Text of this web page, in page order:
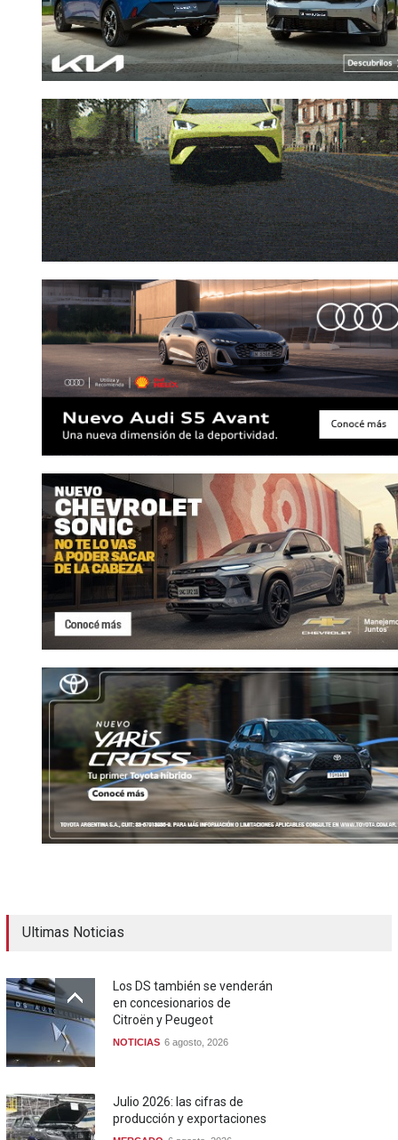
Ultimas Noticias
Los DS también se venderán
en concesionarios de
Citroën y Peugeot
NOTICIAS 6 agosto, 2026
Julio 2026: las cifras de
producción y exportaciones